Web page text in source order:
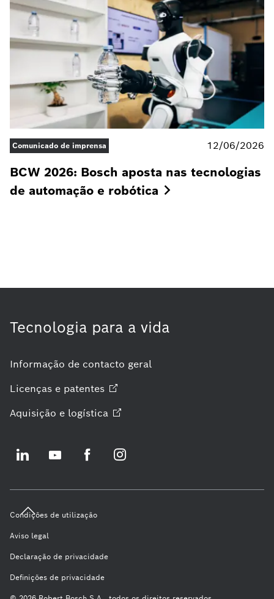
Comunicado de imprensa 12/06/2026
BCW 2026: Bosch aposta nas tecnologias
de automação e robótica
Tecnologia para a vida
Informação de contacto geral
Licenças e patentes
Aquisição e logística
Condições de utilização
Aviso legal
Declaração de privacidade
Definições de privacidade